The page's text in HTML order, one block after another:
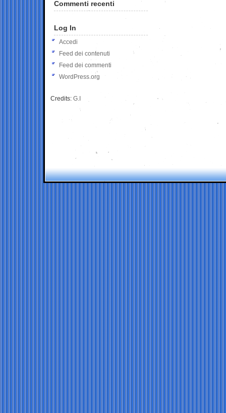
Commenti recenti
Log In
Accedi
Feed dei contenuti
Feed dei commenti
WordPress.org
Credits: G.I